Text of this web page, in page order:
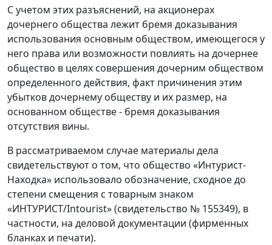
С учетом этих разъяснений, на акционерах
дочернего общества лежит бремя доказывания
использования основным обществом, имеющегося у
него права или возможности повлиять на дочернее
общество в целях совершения дочерним обществом
определенного действия, факт причинения этим
убытков дочернему обществу и их размер, на
основанном обществе - бремя доказывания
отсутствия вины.
В рассматриваемом случае материалы дела
свидетельствуют о том, что общество «Интурист-
Находка» использовало обозначение, сходное до
степени смещения с товарным знаком
«ИНТУРИСТ/Intourist» (свидетельство № 155349), в
частности, на деловой документации (фирменных
бланках и печати).